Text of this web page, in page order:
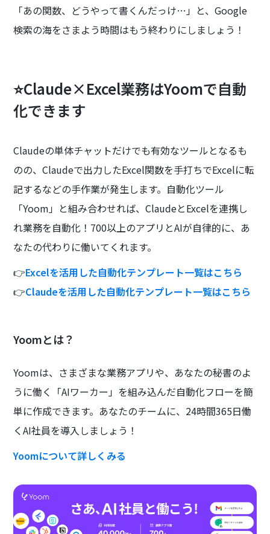
「あの関数、どうやって書くんだっけ…」と、Google
検索の海をさまよう時間はもう終わりにしましょう！
⭐Claude×Excel業務はYoomで自動
化できます
Claudeの単体チャットだけでも有効なツールとなるも
のの、Claudeで出力したExcel関数を手打ちでExcelに転
記するなどの手作業が発生します。自動化ツール
「Yoom」と組み合わせれば、ClaudeとExcelを連携し
れ業務を自動化！700以上のアプリとAIが自律的に、あ
なたの代わりに働いてくれます。
👉Excelを活用した自動化テンプレート一覧はこちら
👉Claudeを活用した自動化テンプレート一覧はこちら
Yoomとは？
Yoomは、さまざまな業務アプリや、あなたの秘書のよ
うに働く「AIワーカー」を組み込んだ自動化フローを簡
単に作成できます。あなたのチームに、24時間365日働
くAI社員を導入しましょう！
Yoomについて詳しくみる